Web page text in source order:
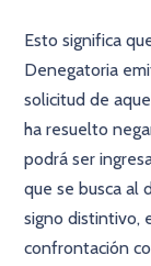
Esto significa
Denegatoria
solicitud de
ha resuelto
podrá ser
que se busca al
signo distintivo,
confrontación